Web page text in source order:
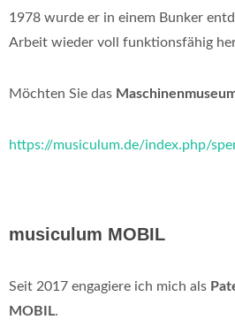
1978 wurde er in einem Bunker
Arbeit wieder voll funktionsfähig
Möchten Sie das
https://musiculum.de/index.php/
musiculum MOBIL
Seit 2017 engagiere ich mich als
MOBIL.